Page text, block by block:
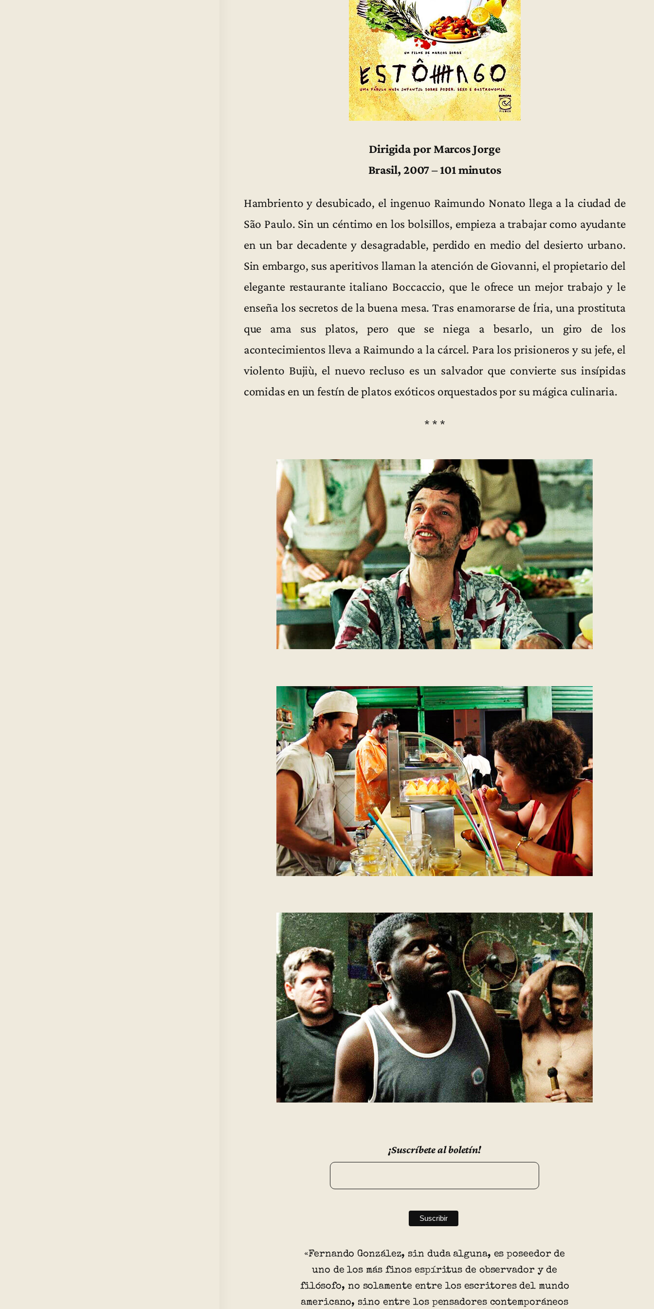
Dirigida por Marcos Jorge
Brasil, 2007 – 101 minutos
Hambriento y desubicado, el ingenuo Raimundo Nonato llega a la ciudad de
São Paulo. Sin un céntimo en los bolsillos, empieza a trabajar como ayudante
en un bar decadente y desagradable, perdido en medio del desierto urbano.
Sin embargo, sus aperitivos llaman la atención de Giovanni, el propietario del
elegante restaurante italiano Boccaccio, que le ofrece un mejor trabajo y le
enseña los secretos de la buena mesa. Tras enamorarse de Íria, una prostituta
que ama sus platos, pero que se niega a besarlo, un giro de los
acontecimientos lleva a Raimundo a la cárcel. Para los prisioneros y su jefe, el
violento Bujiù, el nuevo recluso es un salvador que convierte sus insípidas
comidas en un festín de platos exóticos orquestados por su mágica culinaria.
* * *
¡Suscríbete al boletín!
«Fernando González, sin duda alguna, es poseedor de
uno de los más finos espíritus de observador y de
filósofo, no solamente entre los escritores del mundo
americano, sino entre los pensadores contemporáneos